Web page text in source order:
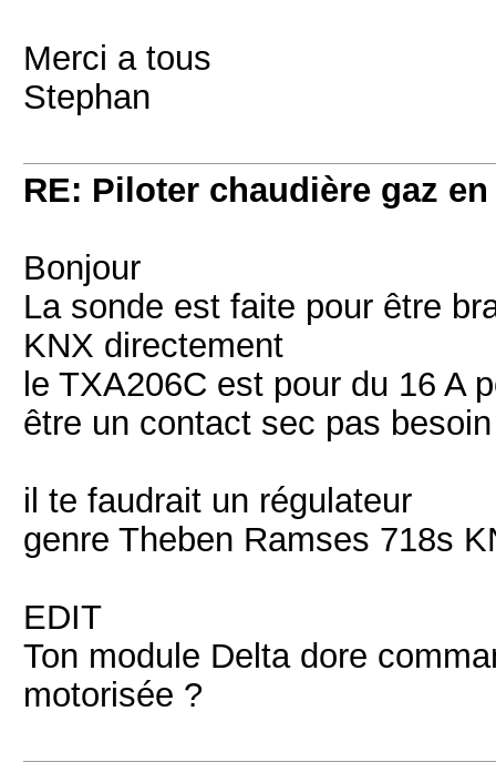
Merci a tous
Stephan
RE: Piloter chaudière gaz en
Bonjour
La sonde est faite pour être
KNX directement
le TXA206C est pour du 16 A
être un contact sec pas
il te faudrait un régulateur
genre Theben Ramses 718s
EDIT
Ton module Delta dore
motorisée ?